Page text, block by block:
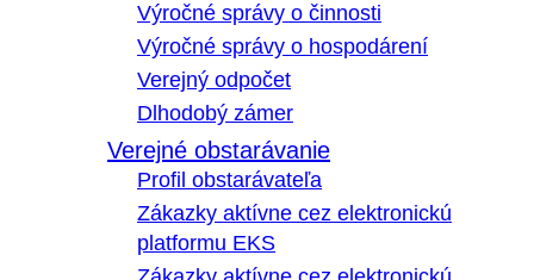
Výročné správy o činnosti
Výročné správy o hospodárení
Verejný odpočet
Dlhodobý zámer
Verejné obstarávanie
Profil obstarávateľa
Zákazky aktívne cez elektronickú
platformu EKS